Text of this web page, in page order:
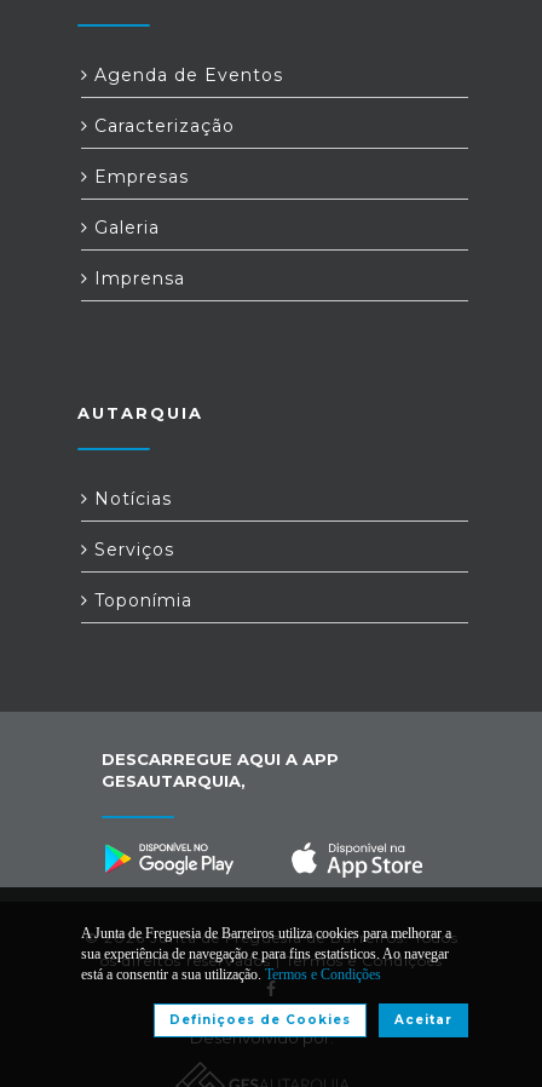
Agenda de Eventos
Caracterização
Empresas
Galeria
Imprensa
AUTARQUIA
Notícias
Serviços
Toponímia
DESCARREGUE AQUI A APP
GESAUTARQUIA,
© 2026 Junta de Freguesia de Barreiros. Todos
os direitos reservados |Termos e Condições
Desenvolvido por:
A Junta de Freguesia de Barreiros utiliza cookies para melhorar a
sua experiência de navegação e para fins estatísticos. Ao navegar
está a consentir a sua utilização. Termos e Condições
Aceitar
Definiçoes de Cookies